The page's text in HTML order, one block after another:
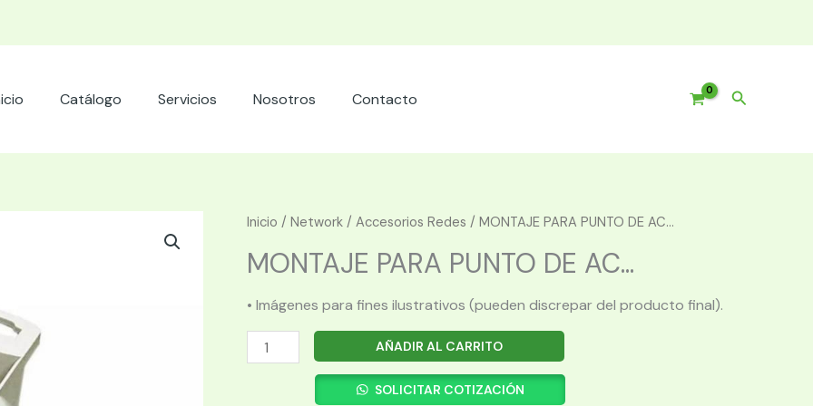
Catálogo Servicios Nosotros Contacto Buscar
Inicio / Network / Accesorios Redes / MONTAJE PARA PUNTO DE AC...
MONTAJE PARA PUNTO DE AC...
• Imágenes para fines ilustrativos (pueden discrepar del producto final).
MONTAJE
PARA
AÑADIR AL CARRITO
SOLICITAR COTIZACIÓN